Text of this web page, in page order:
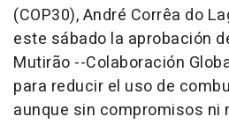
(COP30), André Corrêa do
este sábado la aprobación
Mutirão --Colaboración
para reducir el uso de
aunque sin compromisos ni